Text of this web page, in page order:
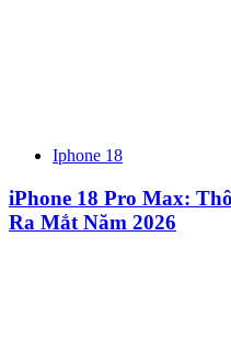
Iphone 18
iPhone 18 Pro Max:
Ra Mắt Năm 2026